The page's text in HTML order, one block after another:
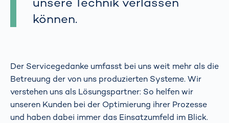
können.
Der Servicegedanke umfasst bei uns weit mehr als die
Betreuung der von uns produzierten Systeme. Wir
verstehen uns als Lösungspartner: So helfen wir
unseren Kunden bei der Optimierung ihrer Prozesse
und haben dabei immer das Einsatzumfeld im Blick.